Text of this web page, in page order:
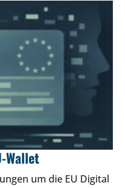
Wallet
um die EU Digital